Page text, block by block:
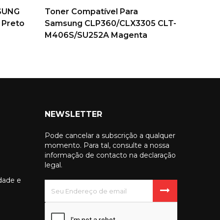
Preto
Toner Compatível Para
Samsung CLP360/CLX3305 CLT-
M406S/SU252A Magenta
e
NEWSLETTER
Pode cancelar a subscrição a qualquer
momento. Para tal, consulte a nossa
informação de contacto na declaração
legal.